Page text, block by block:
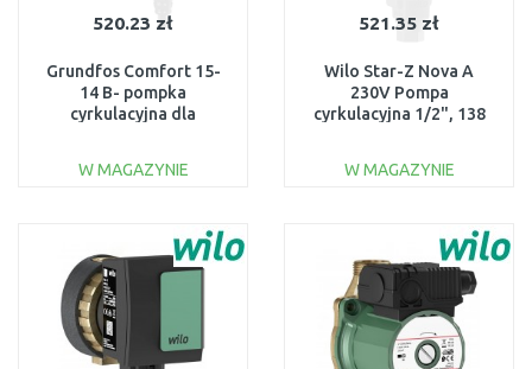
520.23 zł
Grundfos Comfort 15-
14 B- pompka
cyrkulacyjna dla
W MAGAZYNIE
Do porównania
521.35 zł
Wilo Star-Z Nova A
230V Pompa
cyrkulacyjna 1/2", 138
W MAGAZYNIE
Do porównania